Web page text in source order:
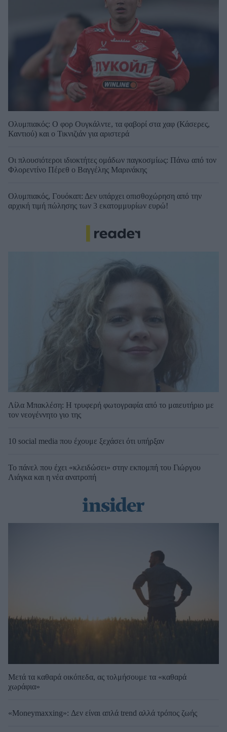
Ολυμπιακός: Ο φορ Ουγκάλντε, τα φαβορί στα χαφ (Κάσερες,
Καντιού) και ο Τικνιζιάν για αριστερά
Οι πλουσιότεροι ιδιοκτήτες ομάδων παγκοσμίως: Πάνω από τον
Φλορεντίνο Πέρεθ ο Βαγγέλης Μαρινάκης
Ολυμπιακός, Γουόκαπ: Δεν υπάρχει οπισθοχώρηση από την
αρχική τιμή πώλησης των 3 εκατομμυρίων ευρώ!
Λίλα Μπακλέση: Η τρυφερή φωτογραφία από το μαιευτήριο με
τον νεογέννητο γιο της
10 social media που έχουμε ξεχάσει ότι υπήρξαν
Το πάνελ που έχει «κλειδώσει» στην εκπομπή του Γιώργου
Λιάγκα και η νέα ανατροπή
Μετά τα καθαρά οικόπεδα, ας τολμήσουμε τα «καθαρά
χωράφια»
«Moneymaxxing»: Δεν είναι απλά trend αλλά τρόπος ζωής